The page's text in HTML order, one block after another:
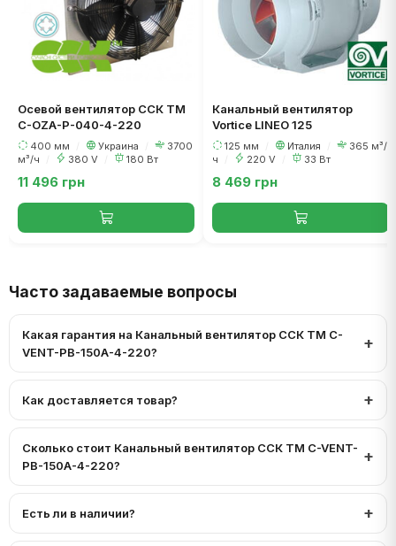
Осевой вентилятор ССК ТМ
C-OZA-P-040-4-220
400 мм Украина
3700
м³/ч
380 V 180 Вт
11 496 грн
Канальный вентилятор
Vortice LINEO 125
125 мм Италия
365 м³/
ч
220 V 33 Вт
8 469 грн
Часто задаваемые вопросы
Какая гарантия на Канальный вентилятор ССК ТМ C-
VENT-PB-150A-4-220?
Как доставляется товар?
Сколько стоит Канальный вентилятор ССК ТМ C-VENT-
PB-150A-4-220?
Есть ли в наличии?